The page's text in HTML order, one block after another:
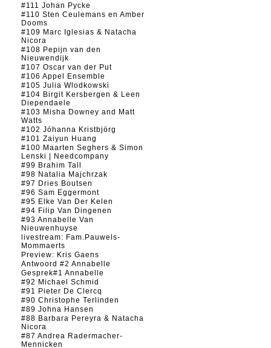
#111 Johan Pycke
#110 Sten Ceulemans en Amber
Dooms
#109 Marc Iglesias & Natacha
Nicora
#108 Pepijn van den
Nieuwendijk
#107 Oscar van der Put
#106 Appel Ensemble
#105 Julia Wlodkowski
#104 Birgit Kersbergen & Leen
Diependaele
#103 Misha Downey and Matt
Watts
#102 Jóhanna Kristbjörg
#101 Zaiyun Huang
#100 Maarten Seghers & Simon
Lenski | Needcompany
#99 Brahim Tall
#98 Natalia Majchrzak
#97 Dries Boutsen
#96 Sam Eggermont
#95 Elke Van Der Kelen
#94 Filip Van Dingenen
#93 Annabelle Van
Nieuwenhuyse
livestream: Fam.Pauwels-
Mommaerts
Preview: Kris Gaens
Antwoord #2 Annabelle
Gesprek#1 Annabelle
#92 Michael Schmid
#91 Pieter De Clercq
#90 Christophe Terlinden
#89 Johna Hansen
#88 Barbara Pereyra & Natacha
Nicora
#87 Andrea Radermacher-
Mennicken